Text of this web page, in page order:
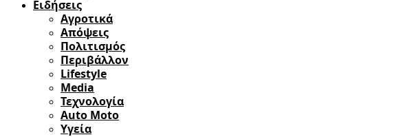
Ειδήσεις
Αγροτικά
Απόψεις
Πολιτισμός
Περιβάλλον
Lifestyle
Media
Τεχνολογία
Auto Moto
Υγεία